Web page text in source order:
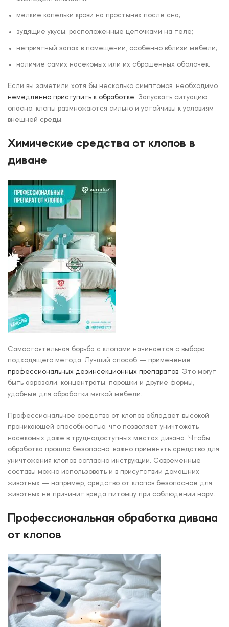
мелкие капельки крови на простынях после сна;
зудящие укусы, расположенные цепочками на теле;
неприятный запах в помещении, особенно вблизи мебели;
наличие самих насекомых или их сброшенных оболочек.
Если вы заметили хотя бы несколько симптомов, необходимо
немедленно приступить к обработке. Запускать ситуацию
опасно: клопы размножаются сильно и устойчивы к условиям
внешней среды.
Химические средства от клопов в
диване
Самостоятельная борьба с клопами начинается с выбора
подходящего метода. Лучший способ — применение
профессиональных дезинсекционных препаратов. Это могут
быть аэрозоли, концентраты, порошки и другие формы,
удобные для обработки мягкой мебели.
Профессиональное средство от клопов обладает высокой
проникающей способностью, что позволяет уничтожать
насекомых даже в труднодоступных местах дивана. Чтобы
обработка прошла безопасно, важно применять средство для
уничтожения клопов согласно инструкции. Современные
составы можно использовать и в присутствии домашних
животных — например, средство от клопов безопасное для
животных не причинит вреда питомцу при соблюдении норм.
Профессиональная обработка дивана
от клопов